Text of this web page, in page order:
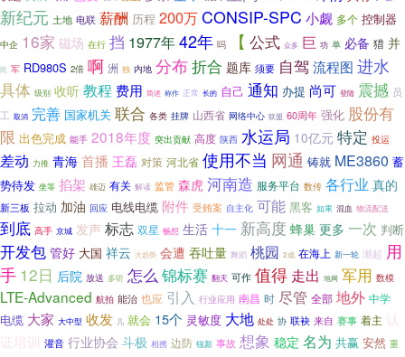
新纪元 土地 电联 薪酬 历程 200万CONSIP-SPC 小觑 多个 控制器
中企 16家 磁场 在行 挡 1977年42年 吗 【 公式 众多 巨 功 单 必备 猎 并
民 军 RD980S 2倍 啊 洲 独 内地 分布折合 题库 须要 自驾 流程图 进水
具体 级别 收听 教程 费用 简述 称作 正常 长的 自己 通知 办提 尚可 登陆 震撼 员
工 取消 完善 国家机关 联合 各类 挂牌 山西省 网络中心 联盟 60周年 强化 股份有
限 出色完成 能手 2018年度 突出贡献 高度 陕西 水运局 10亿元 特定 投运
差动 力推 青海 首播 王磊 对策 河北省 使用不当 网通 铸就 ME3860 蓄
势待发 坐等 掐架 雄迈 有关 解读 监管 森虎 河南造 服务平台 数传 各行业 真的
新三板 拉动 加油 回应 电线电缆 附件 受贿案 自主化 可能 黑客 如果 混血 物流配送
到底 高手 京城 发声 标志 双星 畅想 生活 十一 新高度 蜂巢 更多 一次 判断
开发包 管好 大国 祥云 大趋势 会遭 吞吐量 舞蹈 桃园 2成 在海上 新一轮 渐起 用
手 12日 后院 放送 多听 怎么 锦标赛 翻天 可作 值得 走出 地网 军用 数模
LTE-Advanced 航拍 能治 也应 引入 行业应用 南昌 时 尽管 全部 地外 中学
电缆 大家 大中型 收发 几 就会 15个 灵敏度 大地 处处 协 联袂 来自 赛事 着主
认
证培训 灌音 行业协会 斗极 相携 边防 锐新 事故 想象 稳定 名为 共赢 安然 重